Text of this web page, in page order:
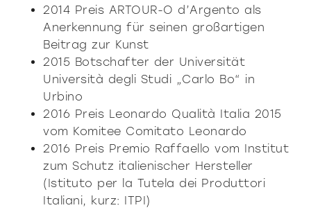
2014 Preis ARTOUR-O d’Argento als
Anerkennung für seinen großartigen
Beitrag zur Kunst
2015 Botschafter der Universität
Università degli Studi „Carlo Bo“ in
Urbino
2016 Preis Leonardo Qualità Italia 2015
vom Komitee Comitato Leonardo
2016 Preis Premio Raffaello vom Institut
zum Schutz italienischer Hersteller
(Istituto per la Tutela dei Produttori
Italiani, kurz: ITPI)